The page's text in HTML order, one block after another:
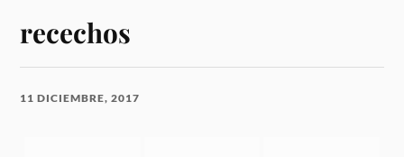
recechos
11 DICIEMBRE, 2017